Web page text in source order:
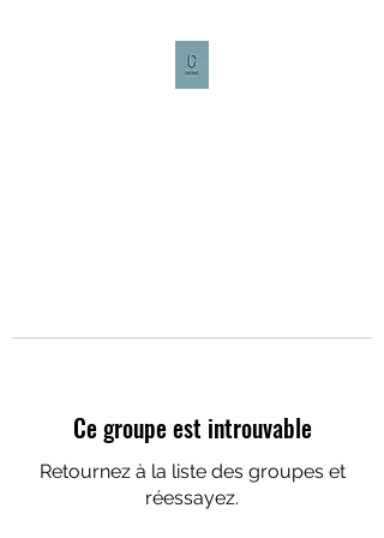
Ce groupe est introuvable
Retournez à la liste des groupes et
réessayez.